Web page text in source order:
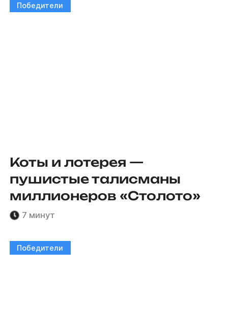
Победители
Коты и лотерея —
пушистые талисманы
миллионеров «Столото»
7 минут
Победители